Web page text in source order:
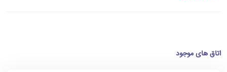
اتاق های موجود